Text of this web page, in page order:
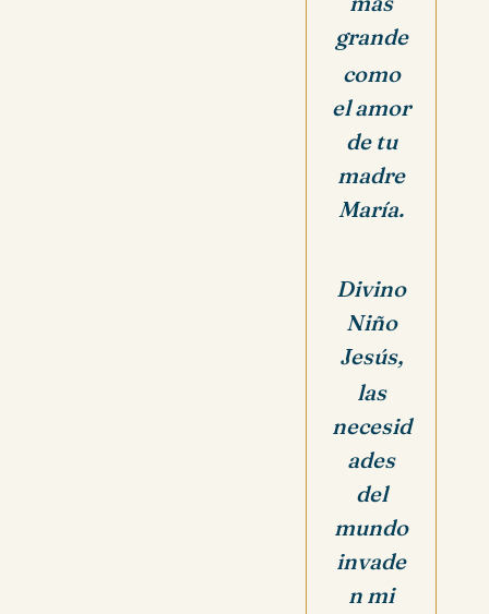
grande
como
el amor
de tu
madre
María.
Divino
Niño
Jesús,
las
necesid
ades
del
mundo
invade
n mi